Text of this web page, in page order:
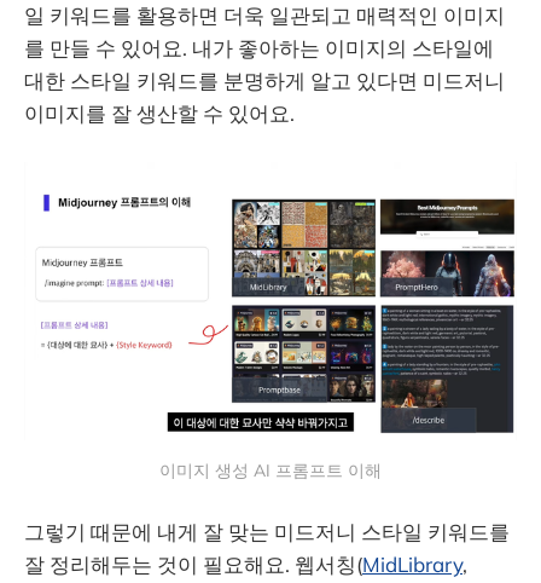
일 키워드를 활용하면 더욱 일관되고 매력적인 이미지
를 만들 수 있어요. 내가 좋아하는 이미지의 스타일에
대한 스타일 키워드를 분명하게 알고 있다면 미드저니
이미지를 잘 생산할 수 있어요.
이미지 생성 AI 프롬프트 이해
그렇기 때문에 내게 잘 맞는 미드저니 스타일 키워드를
잘 정리해두는 것이 필요해요. 웹서칭(MidLibrary,